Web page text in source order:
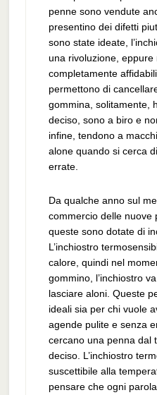
penne sono vendute
presentino dei difetti
sono state ideate,
una rivoluzione,
completamente
permettono di
gommina, solitamente,
deciso, sono a biro e
infine, tendono a
alone quando si cerca
errate.
Da qualche anno sul
commercio delle nuove
queste sono dotate di
L’inchiostro
calore, quindi nel
gommino, l’inchiostro
lasciare aloni. Queste
ideali sia per chi vuole
agende pulite e senza
cercano una penna dal
deciso. L’inchiostro
suscettibile alla
pensare che ogni